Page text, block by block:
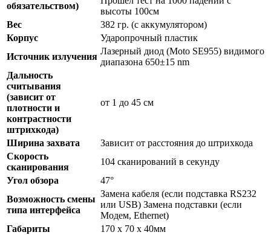
обязательством)
высоты 100см
Вес
382 гр. (с аккумулятором)
Корпус
Ударопрочный пластик
Источник излучения
Лазерный диод (Moto SE955) видимого
диапазона 650±15 nm
Дальность
считывания
(зависит от
плотности и
контрастности
штрихкода)
от 1 до 45 см
Ширина захвата
Зависит от расстояния до штрихкода
Скорость
сканирования
104 сканирований в секунду
Угол обзора
47°
Возможность смены
типа интерфейса
Замена кабеля (если подставка RS232
или USB) Замена подставки (если
Модем, Ethernet)
Габариты
170 х 70 х 40мм